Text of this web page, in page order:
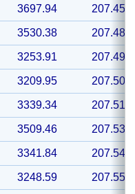
3697.94 207.45
3530.38 207.48
3253.91 207.49
3209.95 207.50
3339.34 207.51
3509.46 207.53
3341.84 207.54
3248.59 207.55